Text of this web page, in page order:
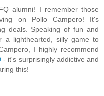
alumni! I remember those
on Pollo Campero! It's
deals. Speaking of fun and
a lighthearted, silly game to
I highly recommend
- it's surprisingly addictive and
this!